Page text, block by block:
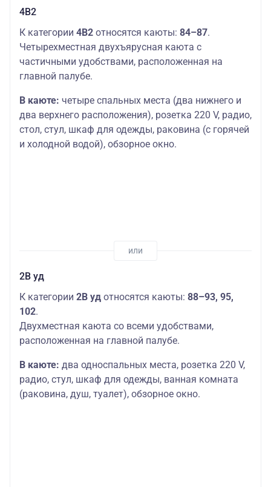
4В2
К категории 4В2 относятся каюты: 84–87.
Четырехместная двухъярусная каюта с
частичными удобствами, расположенная на
главной палубе.
В каюте: четыре спальных места (два нижнего и
два верхнего расположения), розетка 220 V, радио,
стол, стул, шкаф для одежды, раковина (с горячей
и холодной водой), обзорное окно.
2В уд
К категории 2В уд относятся каюты: 88–93, 95,
102.
Двухместная каюта со всеми удобствами,
расположенная на главной палубе.
В каюте: два односпальных места, розетка 220 V,
радио, стул, шкаф для одежды, ванная комната
(раковина, душ, туалет), обзорное окно.